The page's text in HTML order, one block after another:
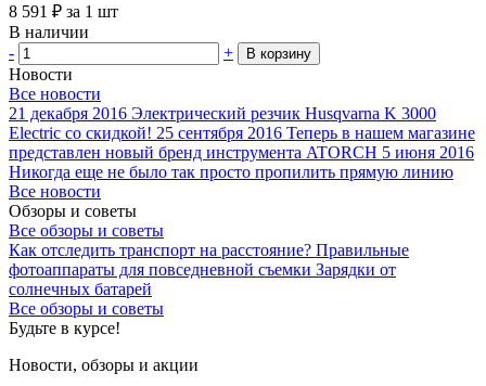
8 591 ₽ за 1 шт
В наличии
-
+ В корзину
Новости
Все новости
21 декабря 2016 Электрический резчик Husqvarna K 3000
Electric со скидкой! 25 сентября 2016 Теперь в нашем магазине
представлен новый бренд инструмента ATORCH 5 июня 2016
Никогда еще не было так просто пропилить прямую линию
Все новости
Обзоры и советы
Все обзоры и советы
Как отследить транспорт на расстояние? Правильные
фотоаппараты для повседневной съемки Зарядки от
солнечных батарей
Все обзоры и советы
Будьте в курсе!
Новости, обзоры и акции